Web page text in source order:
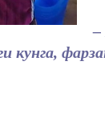
–
кунга,